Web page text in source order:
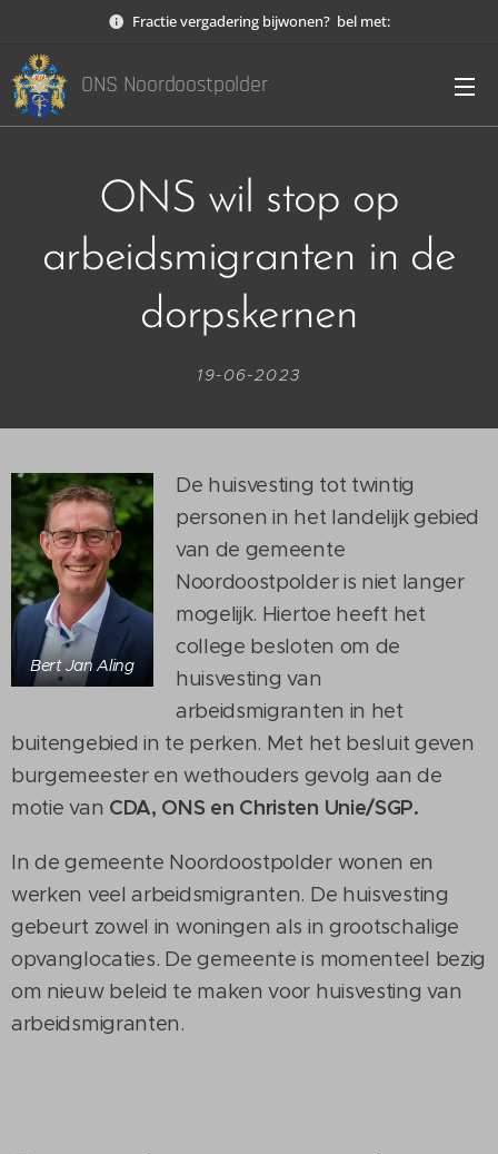
Fractie vergadering bijwonen? bel met:
ONS Noordoostpolder
ONS wil stop op
arbeidsmigranten in de
dorpskernen
19-06-2023
Bert Jan Aling
De huisvesting tot twintig
personen in het landelijk gebied
van de gemeente
Noordoostpolder is niet langer
mogelijk. Hiertoe heeft het
college besloten om de
huisvesting van
arbeidsmigranten in het
buitengebied in te perken. Met het besluit geven
burgemeester en wethouders gevolg aan de
motie van CDA, ONS en Christen Unie/SGP.
In de gemeente Noordoostpolder wonen en
werken veel arbeidsmigranten. De huisvesting
gebeurt zowel in woningen als in grootschalige
opvanglocaties. De gemeente is momenteel bezig
om nieuw beleid te maken voor huisvesting van
arbeidsmigranten.